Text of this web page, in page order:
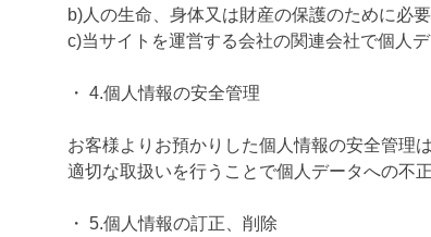
b)人の生命、身体又は財産の保護のために必
c)当サイトを運営する会社の関連会社で個人
・ 4.個人情報の安全管理
お客様よりお預かりした個人情報の安全管理
適切な取扱いを行うことで個人データへの不
・ 5.個人情報の訂正、削除